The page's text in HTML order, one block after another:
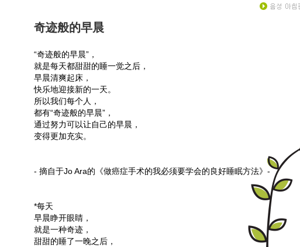
奇迹般的早晨
“奇迹般的早晨”，
就是每天都甜甜的睡一觉之后，
早晨清爽起床，
快乐地迎接新的一天。
所以我们每个人，
都有“奇迹般的早晨”，
通过努力可以让自己的早晨，
变得更加充实。
- 摘自于Jo Ara的《做癌症手术的我必须要学会的良好睡眠方法》-
*每天
早晨睁开眼睛，
就是一种奇迹，
甜甜的睡了一晚之后，